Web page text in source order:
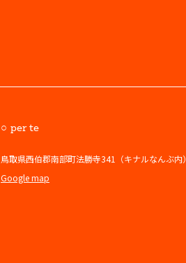
per te
鳥取県西伯郡南部町法勝寺341（キナルなんぶ内）
Google map